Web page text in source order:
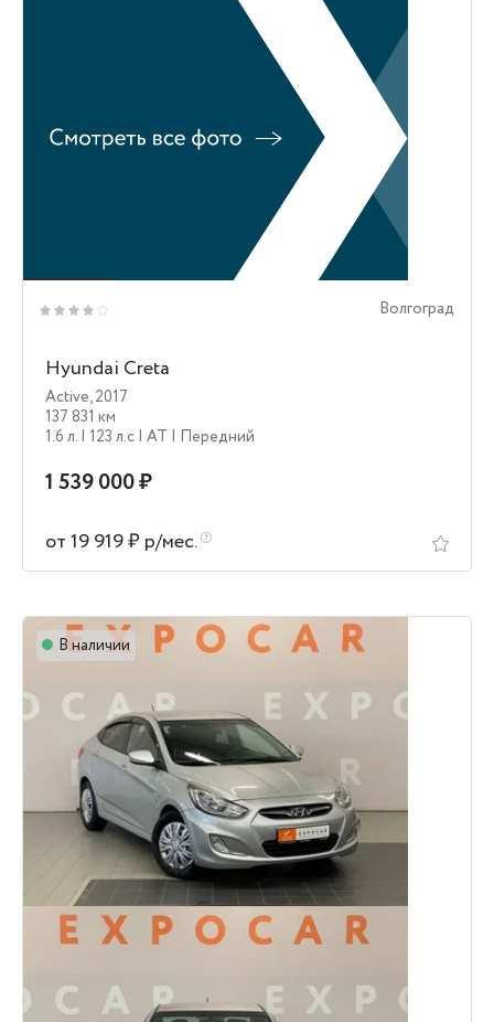
Волгоград
Hyundai Creta
Active,2017
137 831 км
1.6 л. | 123 л.c | AT | Передний
1 539 000 ₽
от 19 919 ₽ р/мес.
В наличии